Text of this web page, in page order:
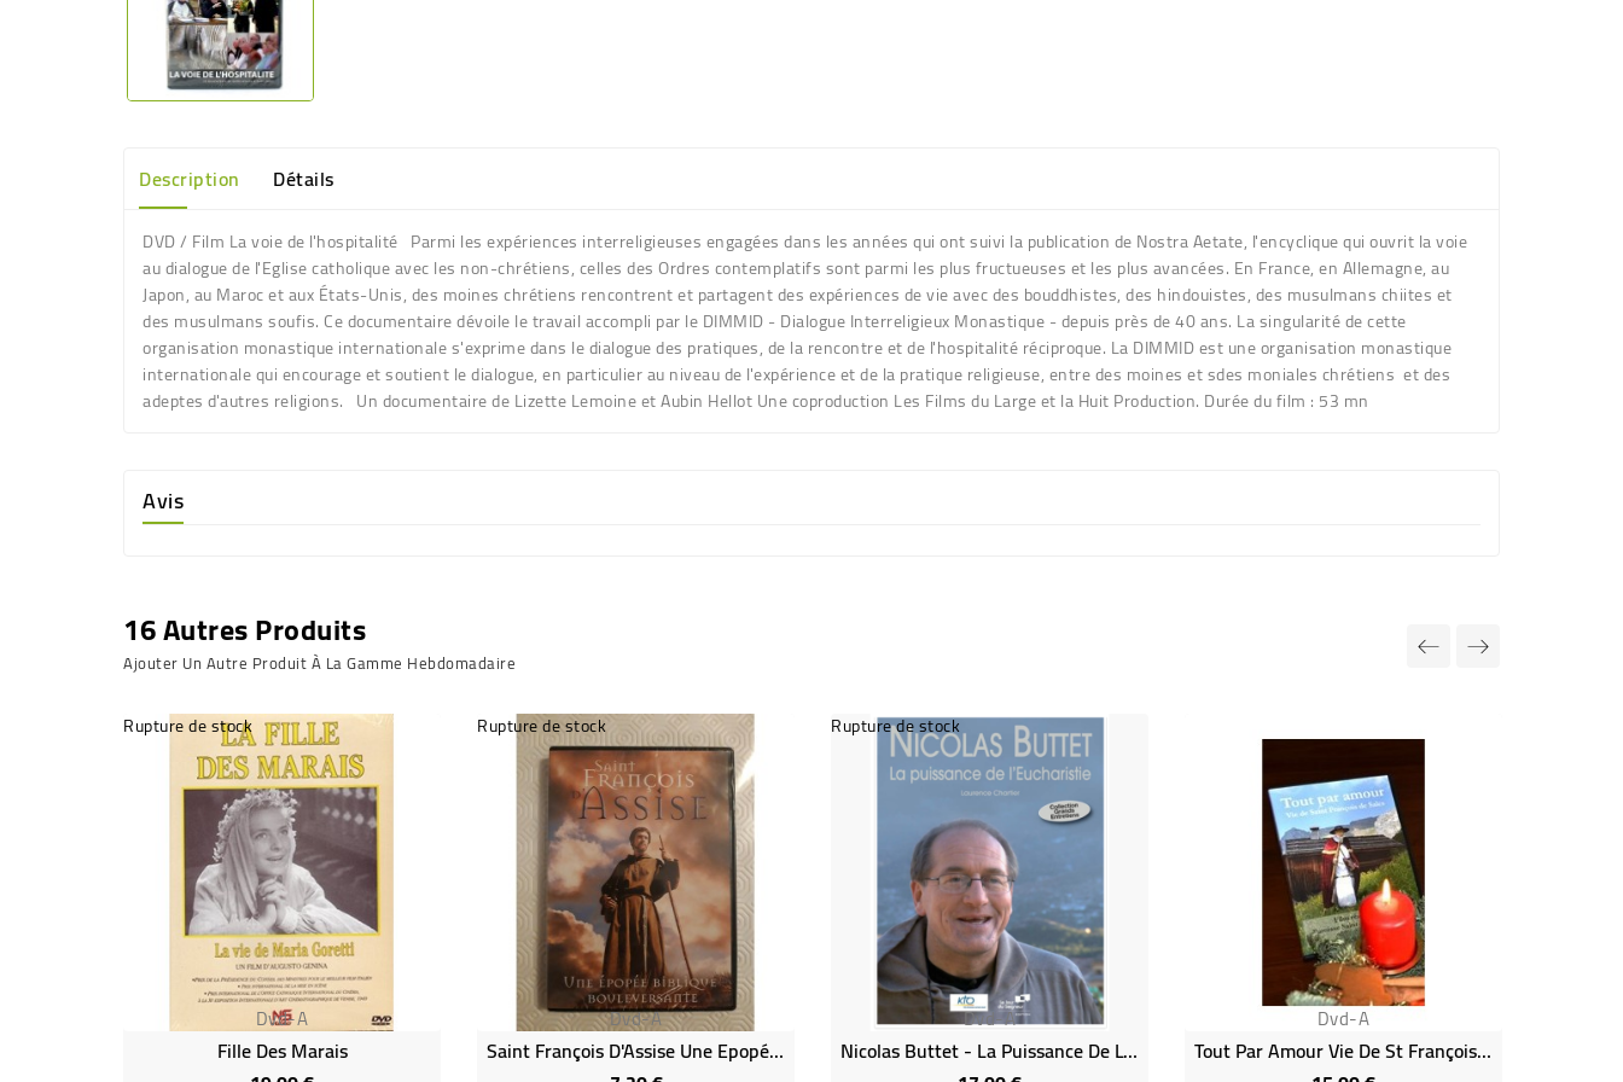
Description Détails
DVD / Film La voie de l'hospitalité Parmi les expériences interreligieuses engagées dans les années qui ont suivi la publication de Nostra Aetate, l'encyclique qui ouvrit la voie
au dialogue de l'Eglise catholique avec les non-chrétiens, celles des Ordres contemplatifs sont parmi les plus fructueuses et les plus avancées. En France, en Allemagne, au
Japon, au Maroc et aux États-Unis, des moines chrétiens rencontrent et partagent des expériences de vie avec des bouddhistes, des hindouistes, des musulmans chiites et
des musulmans soufis. Ce documentaire dévoile le travail accompli par le DIMMID - Dialogue Interreligieux Monastique - depuis près de 40 ans. La singularité de cette
organisation monastique internationale s'exprime dans le dialogue des pratiques, de la rencontre et de l'hospitalité réciproque. La DIMMID est une organisation monastique
internationale qui encourage et soutient le dialogue, en particulier au niveau de l'expérience et de la pratique religieuse, entre des moines et sdes moniales chrétiens et des
adeptes d'autres religions. Un documentaire de Lizette Lemoine et Aubin Hellot Une coproduction Les Films du Large et la Huit Production. Durée du film : 53 mn
Avis
16 Autres Produits
Ajouter Un Autre Produit À La Gamme Hebdomadaire
Rupture de stock
Dvd-A
Fille Des Marais
Rupture de stock
Dvd-A
Saint François D'Assise Une Epopée Biblique Bouleversainte
Rupture de stock
Dvd-A
Nicolas Buttet - La Puissance De L'Eucharistie
Dvd-A
Tout Par Amour Vie De St François De Sales